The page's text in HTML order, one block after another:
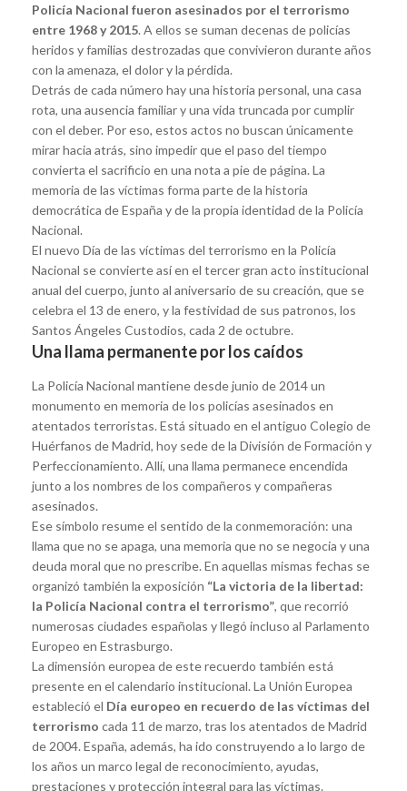
Policía Nacional fueron asesinados por el terrorismo
entre 1968 y 2015. A ellos se suman decenas de policías
heridos y familias destrozadas que convivieron durante años
con la amenaza, el dolor y la pérdida.
Detrás de cada número hay una historia personal, una casa
rota, una ausencia familiar y una vida truncada por cumplir
con el deber. Por eso, estos actos no buscan únicamente
mirar hacia atrás, sino impedir que el paso del tiempo
convierta el sacrificio en una nota a pie de página. La
memoria de las víctimas forma parte de la historia
democrática de España y de la propia identidad de la Policía
Nacional.
El nuevo Día de las víctimas del terrorismo en la Policía
Nacional se convierte así en el tercer gran acto institucional
anual del cuerpo, junto al aniversario de su creación, que se
celebra el 13 de enero, y la festividad de sus patronos, los
Santos Ángeles Custodios, cada 2 de octubre.
Una llama permanente por los caídos
La Policía Nacional mantiene desde junio de 2014 un
monumento en memoria de los policías asesinados en
atentados terroristas. Está situado en el antiguo Colegio de
Huérfanos de Madrid, hoy sede de la División de Formación y
Perfeccionamiento. Allí, una llama permanece encendida
junto a los nombres de los compañeros y compañeras
asesinados.
Ese símbolo resume el sentido de la conmemoración: una
llama que no se apaga, una memoria que no se negocia y una
deuda moral que no prescribe. En aquellas mismas fechas se
organizó también la exposición “La victoria de la libertad:
la Policía Nacional contra el terrorismo”, que recorrió
numerosas ciudades españolas y llegó incluso al Parlamento
Europeo en Estrasburgo.
La dimensión europea de este recuerdo también está
presente en el calendario institucional. La Unión Europea
estableció el Día europeo en recuerdo de las víctimas del
terrorismo cada 11 de marzo, tras los atentados de Madrid
de 2004. España, además, ha ido construyendo a lo largo de
los años un marco legal de reconocimiento, ayudas,
prestaciones y protección integral para las víctimas.